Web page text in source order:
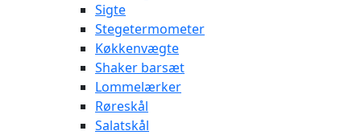
Sigte
Stegetermometer
Køkkenvægte
Shaker barsæt
Lommelærker
Røreskål
Salatskål